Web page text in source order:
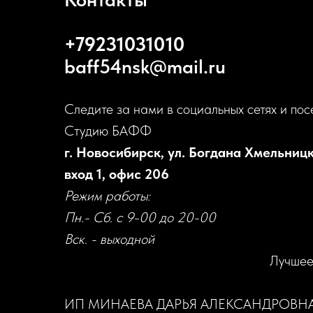
+79231031010
baff54nsk@mail.ru
Следите за нами в социальных сетях и
Студию БАФФ
г. Новосибирск, ул. Богдана
вход 1, офис 206
Режим работы:
Пн.- Сб. с 9-00 до 20-00
Вск. - выходной
ИП МИНАЕВА ДАРЬЯ